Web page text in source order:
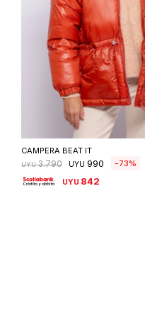
Seleccionar talle
CAMPERA BEAT IT
UYU 3.790 UYU 990 73
UYU 842